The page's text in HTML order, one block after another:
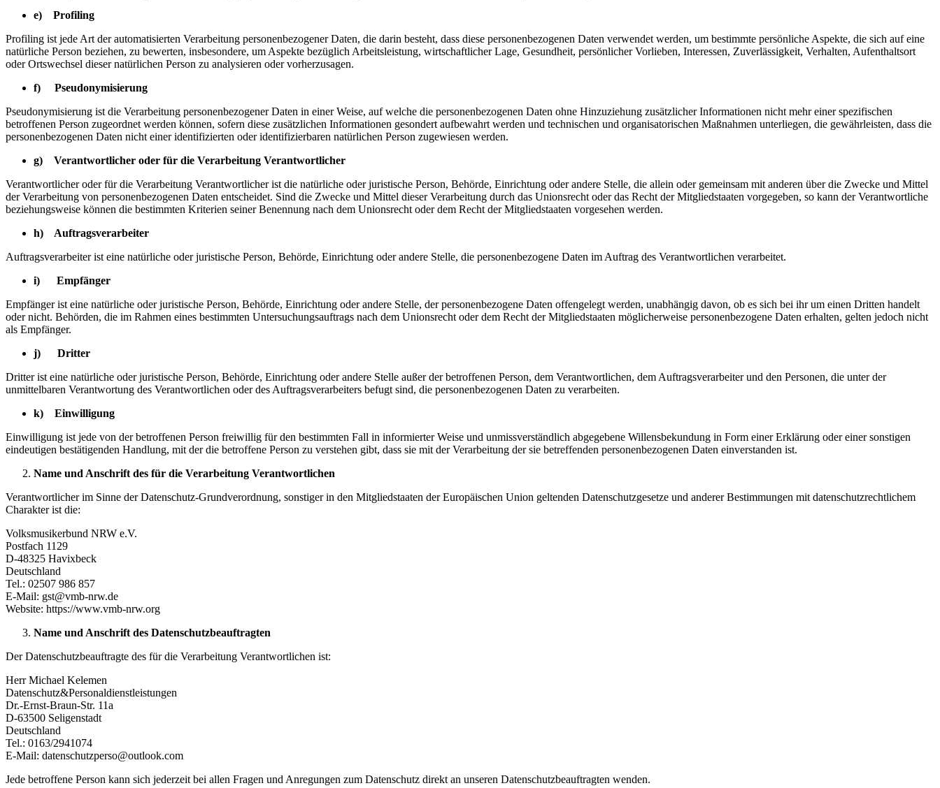
e) Profiling
Profiling ist jede Art der automatisierten Verarbeitung personenbezogener Daten, die darin besteht, dass diese personenbezogenen Daten verwendet werden, um bestimmte persönliche Aspekte, die sich auf eine
natürliche Person beziehen, zu bewerten, insbesondere, um Aspekte bezüglich Arbeitsleistung, wirtschaftlicher Lage, Gesundheit, persönlicher Vorlieben, Interessen, Zuverlässigkeit, Verhalten, Aufenthaltsort
oder Ortswechsel dieser natürlichen Person zu analysieren oder vorherzusagen.
f) Pseudonymisierung
Pseudonymisierung ist die Verarbeitung personenbezogener Daten in einer Weise, auf welche die personenbezogenen Daten ohne Hinzuziehung zusätzlicher Informationen nicht mehr einer spezifischen
betroffenen Person zugeordnet werden können, sofern diese zusätzlichen Informationen gesondert aufbewahrt werden und technischen und organisatorischen Maßnahmen unterliegen, die gewährleisten, dass die
personenbezogenen Daten nicht einer identifizierten oder identifizierbaren natürlichen Person zugewiesen werden.
g) Verantwortlicher oder für die Verarbeitung Verantwortlicher
Verantwortlicher oder für die Verarbeitung Verantwortlicher ist die natürliche oder juristische Person, Behörde, Einrichtung oder andere Stelle, die allein oder gemeinsam mit anderen über die Zwecke und Mittel
der Verarbeitung von personenbezogenen Daten entscheidet. Sind die Zwecke und Mittel dieser Verarbeitung durch das Unionsrecht oder das Recht der Mitgliedstaaten vorgegeben, so kann der Verantwortliche
beziehungsweise können die bestimmten Kriterien seiner Benennung nach dem Unionsrecht oder dem Recht der Mitgliedstaaten vorgesehen werden.
h) Auftragsverarbeiter
Auftragsverarbeiter ist eine natürliche oder juristische Person, Behörde, Einrichtung oder andere Stelle, die personenbezogene Daten im Auftrag des Verantwortlichen verarbeitet.
i) Empfänger
Empfänger ist eine natürliche oder juristische Person, Behörde, Einrichtung oder andere Stelle, der personenbezogene Daten offengelegt werden, unabhängig davon, ob es sich bei ihr um einen Dritten handelt
oder nicht. Behörden, die im Rahmen eines bestimmten Untersuchungsauftrags nach dem Unionsrecht oder dem Recht der Mitgliedstaaten möglicherweise personenbezogene Daten erhalten, gelten jedoch nicht
als Empfänger.
j) Dritter
Dritter ist eine natürliche oder juristische Person, Behörde, Einrichtung oder andere Stelle außer der betroffenen Person, dem Verantwortlichen, dem Auftragsverarbeiter und den Personen, die unter der
unmittelbaren Verantwortung des Verantwortlichen oder des Auftragsverarbeiters befugt sind, die personenbezogenen Daten zu verarbeiten.
k) Einwilligung
Einwilligung ist jede von der betroffenen Person freiwillig für den bestimmten Fall in informierter Weise und unmissverständlich abgegebene Willensbekundung in Form einer Erklärung oder einer sonstigen
eindeutigen bestätigenden Handlung, mit der die betroffene Person zu verstehen gibt, dass sie mit der Verarbeitung der sie betreffenden personenbezogenen Daten einverstanden ist.
Name und Anschrift des für die Verarbeitung Verantwortlichen
Verantwortlicher im Sinne der Datenschutz-Grundverordnung, sonstiger in den Mitgliedstaaten der Europäischen Union geltenden Datenschutzgesetze und anderer Bestimmungen mit datenschutzrechtlichem
Charakter ist die:
Volksmusikerbund NRW e.V.
Postfach 1129
D-48325 Havixbeck
Deutschland
Tel.: 02507 986 857
E-Mail: gst@vmb-nrw.de
Website: https://www.vmb-nrw.org
Name und Anschrift des Datenschutzbeauftragten
Der Datenschutzbeauftragte des für die Verarbeitung Verantwortlichen ist:
Herr Michael Kelemen
Datenschutz&Personaldienstleistungen
Dr.-Ernst-Braun-Str. 11a
D-63500 Seligenstadt
Deutschland
Tel.: 0163/2941074
E-Mail: datenschutzperso@outlook.com
Jede betroffene Person kann sich jederzeit bei allen Fragen und Anregungen zum Datenschutz direkt an unseren Datenschutzbeauftragten wenden.